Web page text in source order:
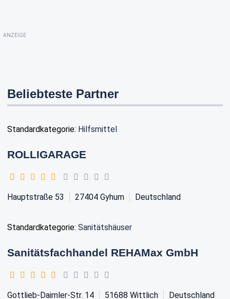
ANZEIGE
Beliebteste Partner
Standardkategorie: Hilfsmittel
ROLLIGARAGE
Hauptstraße 53 27404 Gyhum Deutschland
Standardkategorie: Sanitätshäuser
Sanitätsfachhandel REHAMax GmbH
Gottlieb-Daimler-Str. 14 51688 Wittlich Deutschland